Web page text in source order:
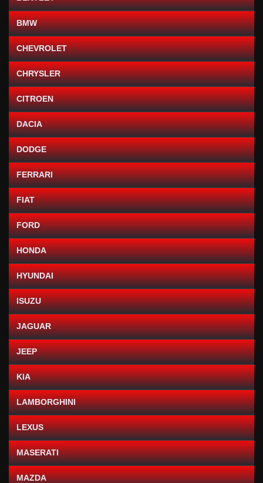
BMW
CHEVROLET
CHRYSLER
CITROEN
DACIA
DODGE
FERRARI
FIAT
FORD
HONDA
HYUNDAI
ISUZU
JAGUAR
JEEP
KIA
LAMBORGHINI
LEXUS
MASERATI
MAZDA